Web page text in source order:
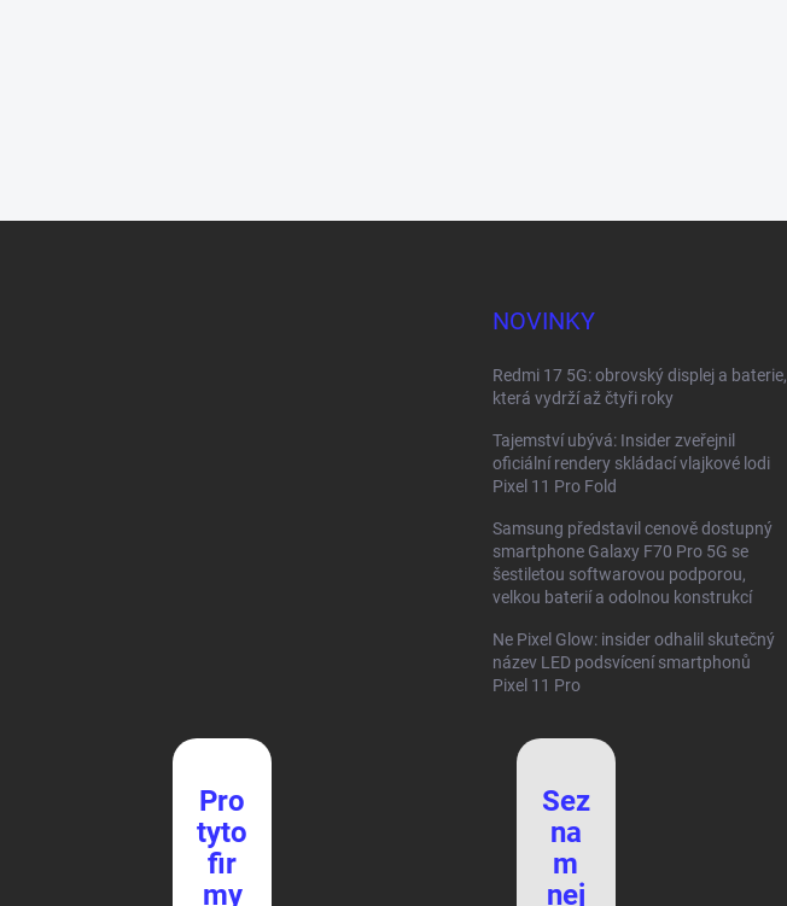
NOVINKY
Redmi 17 5G: obrovský displej a baterie,
která vydrží až čtyři roky
Tajemství ubývá: Insider zveřejnil
oficiální rendery skládací vlajkové lodi
Pixel 11 Pro Fold
Samsung představil cenově dostupný
smartphone Galaxy F70 Pro 5G se
šestiletou softwarovou podporou,
velkou baterií a odolnou konstrukcí
Ne Pixel Glow: insider odhalil skutečný
název LED podsvícení smartphonů
Pixel 11 Pro
Pro
tyto
fir
my
Sez
na
m
nej